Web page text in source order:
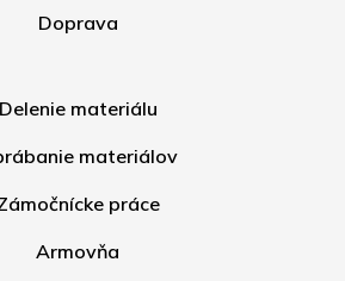
Doprava
Delenie materiálu
materiálov
práce
Armovňa